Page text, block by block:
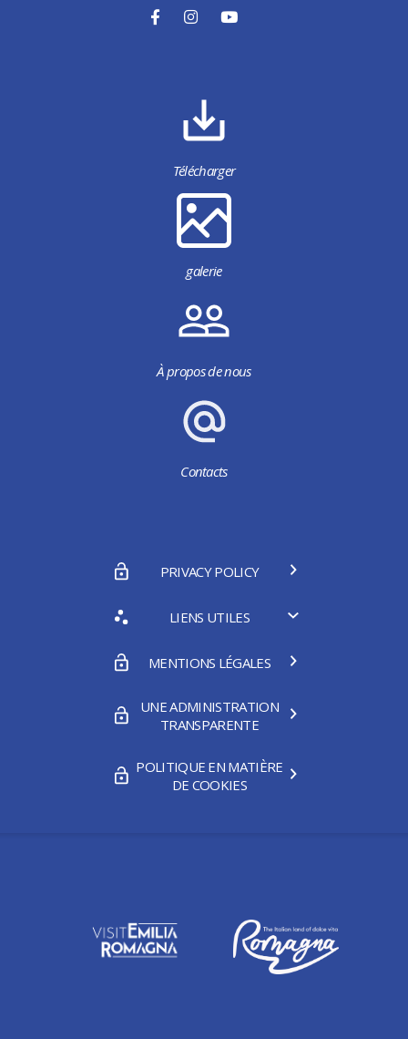
Télécharger
galerie
À propos de nous
Contacts
PRIVACY POLICY
LIENS UTILES
MENTIONS LÉGALES
UNE ADMINISTRATION
TRANSPARENTE
POLITIQUE EN MATIÈRE
DE COOKIES